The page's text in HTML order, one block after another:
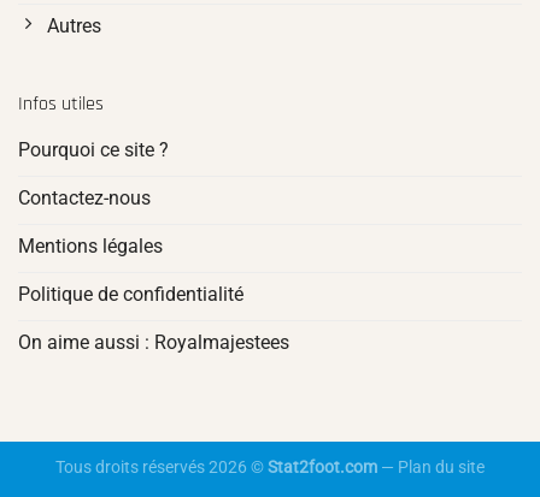
Autres
Infos utiles
Pourquoi ce site ?
Contactez-nous
Mentions légales
Politique de confidentialité
On aime aussi : Royalmajestees
Tous droits réservés 2026 ©Stat2foot.com — Plan du site